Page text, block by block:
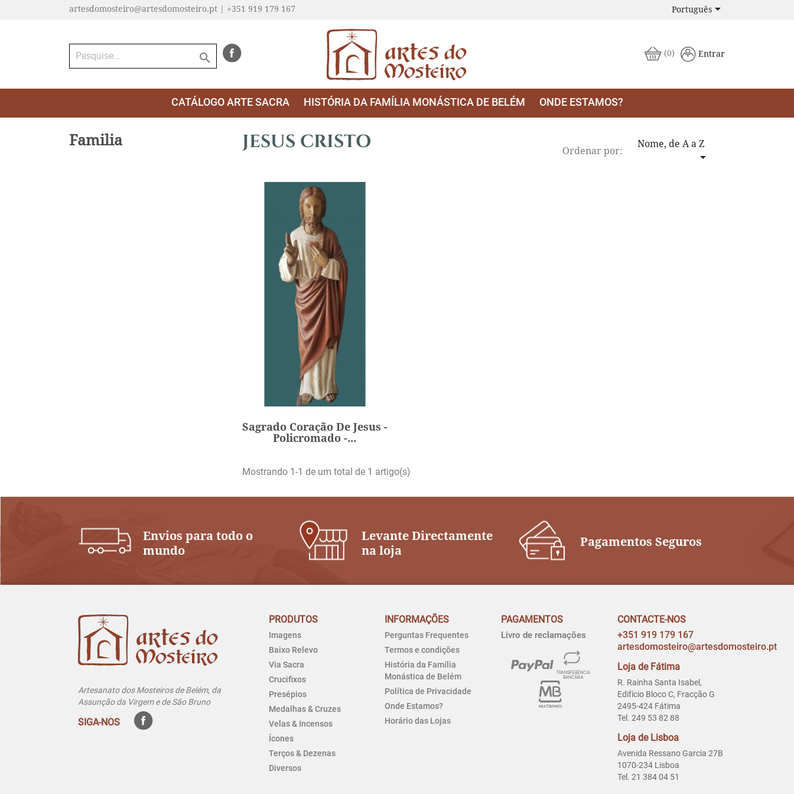
artesdomosteiro@artesdomosteiro.pt | +351 919 179 167 Português
 Entrar
(0)
CATÁLOGO ARTE SACRA HISTÓRIA DA FAMÍLIA MONÁSTICA DE BELÉM ONDE ESTAMOS?
Familia JESUS CRISTO Ordenar por:
Nome, de A a Z

Sagrado Coração De Jesus -
Policromado -...
Sagrado Coração De Jesus -
Policromado -...
Preço
5 200,00 €
ADICIONAR
Mostrando 1-1 de um total de 1 artigo(s)
Envios para todo o
mundo
Levante Directamente
na loja
Pagamentos Seguros
Artesanato dos Mosteiros de Belém, da
Assunção da Virgem e de São Bruno
SIGA-NOS
PRODUTOS
Imagens
Baixo Relevo
Via Sacra
Crucifixos
Presépios
Medalhas & Cruzes
Velas & Incensos
Ícones
Terços & Dezenas
Diversos
INFORMAÇÕES
Perguntas Frequentes
Termos e condições
História da Família
Monástica de Belém
Política de Privacidade
Onde Estamos?
Horário das Lojas
PAGAMENTOS
Livro de reclamações
CONTACTE-NOS
+351 919 179 167
artesdomosteiro@artesdomosteiro.pt
Loja de Fátima
R. Rainha Santa Isabel,
Edifício Bloco C, Fracção G
2495-424 Fátima
Tel. 249 53 82 88
Loja de Lisboa
Avenida Ressano Garcia 27B
1070-234 Lisboa
Tel. 21 384 04 51